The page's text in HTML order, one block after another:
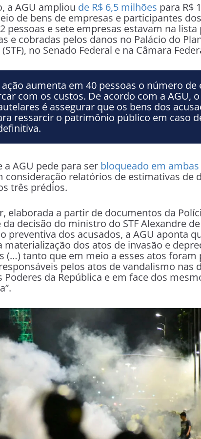
a AGU ampliou de R$ 6,5 milhões para R$
de bens de empresas e participantes
pessoas e sete empresas estavam na lista
e cobradas pelos danos no Palácio do
no Senado Federal e na Câmara
ação aumenta em 40 pessoas o número
com os custos. De acordo com a AGU,
é assegurar que os bens dos
ressarcir o patrimônio público em caso
AGU pede para ser bloqueado em ambas
consideração relatórios de estimativas de
três prédios.
elaborada a partir de documentos da
da decisão do ministro do STF Alexandre
preventiva dos acusados, a AGU aponta
materialização dos atos de invasão e
(…) tanto que em meio a esses atos foram
pelos atos de vandalismo nas
Poderes da República e em face dos